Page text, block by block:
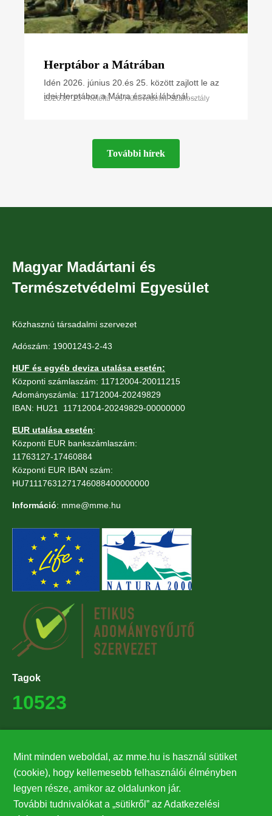
Herptábor a Mátrában
Idén 2026. június 20.és 25. között zajlott le az
idei Herptábor a Mátra északi lábánál
2026.07.23 • Kétéltű- és Hüllővédelmi Szakosztály
További hírek
Magyar Madártani és
Természetvédelmi Egyesület
Közhasznú társadalmi szervezet
Adószám: 19001243-2-43
HUF és egyéb deviza utalása esetén:
Központi számlaszám: 11712004-20011215
Adományszámla: 11712004-20249829
IBAN: HU21 11712004-20249829-00000000
EUR utalása esetén:
Központi EUR bankszámlaszám:
11763127-17460884
Központi EUR IBAN szám:
HU71117631271746088400000000
Információ: mme@mme.hu
Tagok
10523
27224
Hírlevél feliratkozás
Mint minden weboldal, az mme.hu is használ sütiket
(cookie), hogy kellemesebb felhasználói élményben
legyen része, amikor az oldalunkon jár.
További tudnivalókat a „sütikről” az Adatkezelési